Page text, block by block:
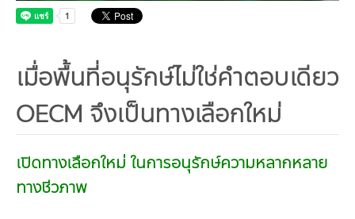
สโลแกน
รายงานประจำปี | รายงานงบการเงิน
สำนักงานสีเขียว
รางวัลและเกียรติประวัติ
ฝุ่น PM2.5
บริการที่เป็นมิตรกับสิ่งแวดล้อม
ที่ปรึกษาคาร์บอนฟุตพริ้นท์
จัดซื้อจัดจ้างที่เป็นมิตรกับสิ่งแวดล้อม
ทรัพยากรทางทะเลและชายฝั่ง
ความหลากหลายทางชีวภาพ
การลดก๊าซเรือนกระจก
การพัฒนาบุคลากรด้านสิ่งแวดล้อม
สิ่งแวดล้อมศึกษา
นโยบาย แผน เครือข่ายสิ่งแวดล้อม
นโยบายและแผนสิ่งแวดล้อม
TBCSD
สิ่งพิมพ์จำหน่าย
เมื่อพื้นที่อนุรักษ์ไม่ใช่คำตอบเดียว
OECM จึงเป็นทางเลือกใหม่
เปิดทางเลือกใหม่ ในการอนุรักษ์ความหลากหลาย
ทางชีวภาพ